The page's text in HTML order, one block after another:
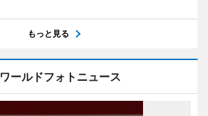
もっと見る
ワールドフォトニュース